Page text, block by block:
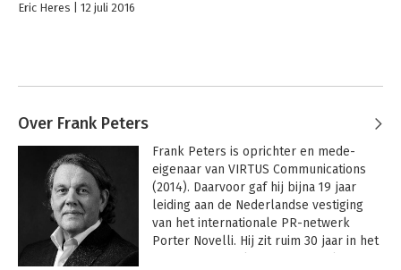
Eric Heres 12 juli 2016
Over Frank Peters
Frank Peters is oprichter en mede-
eigenaar van VIRTUS Communications
(2014). Daarvoor gaf hij bijna 19 jaar
leiding aan de Nederlandse vestiging
van het internationale PR-netwerk
Porter Novelli. Hij zit ruim 30 jaar in het